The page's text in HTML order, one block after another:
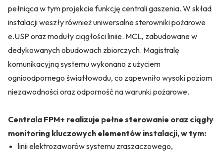
pełniąca w tym projekcie funkcję centrali gaszenia. W skład
instalacji weszły również uniwersalne sterowniki pożarowe
e.USP oraz moduły ciągłości liniie. MCL, zabudowane w
dedykowanych obudowach zbiorczych. Magistralę
komunikacyjną systemu wykonano z użyciem
ognioodpornego światłowodu, co zapewniło wysoki poziom
niezawodności oraz odporność na warunki pożarowe.
Centrala FPM+ realizuje pełne sterowanie oraz ciągły
monitoring kluczowych elementów instalacji, w tym:
linii elektrozaworów systemu zraszaczowego,